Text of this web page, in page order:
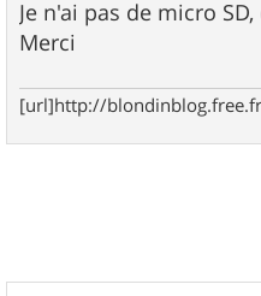
Je n'ai pas de micro
Merci
[url]http://